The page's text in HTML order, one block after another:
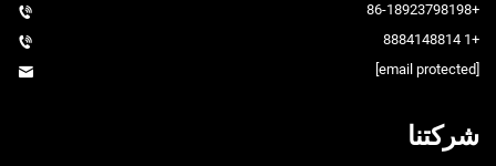
+86-18923798198
+1 8884148814
شركتنا